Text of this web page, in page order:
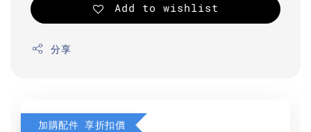
Add to wishlist
分享
加購配件 享折扣價